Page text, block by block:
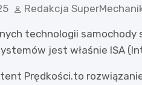
Redakcja
technologii
jest właśnie ISA
Prędkości.to